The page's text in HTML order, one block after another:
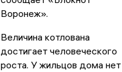
Воронеж».
Величина котлована
достигает человеческого
роста. У жильцов дома нет